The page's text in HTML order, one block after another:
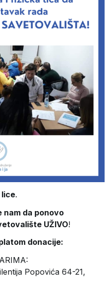
lice.
nam da ponovo
UŽIVO!
donacije:
Popovića 64-21,